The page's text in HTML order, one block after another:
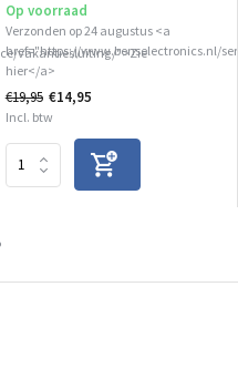
vakantiesluiting/">Zie
Op voorraad
Verzonden op 24 augustus <a
href="https://www.benselectronics.nl/
hier</a>
€19,95 €14,95
Incl. btw